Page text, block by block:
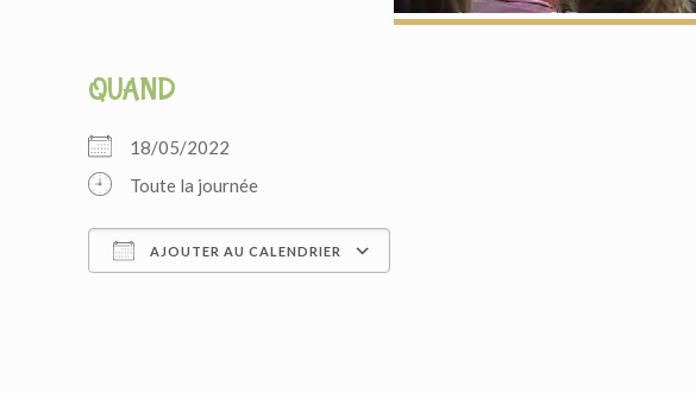
QUAND
18/05/2022
Toute la journée
AJOUTER AU CALENDRIER